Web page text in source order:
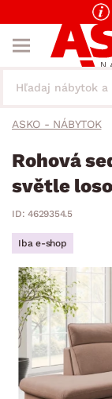
ASKO - NÁBYTOK
Rohová
světle
ID: 4629354.5
Iba e-shop